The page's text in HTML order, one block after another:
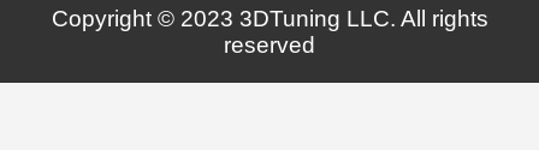
Copyright © 2023 3DTuning LLC. All rights
reserved